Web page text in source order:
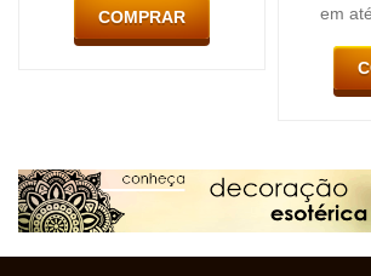
COMPRAR em